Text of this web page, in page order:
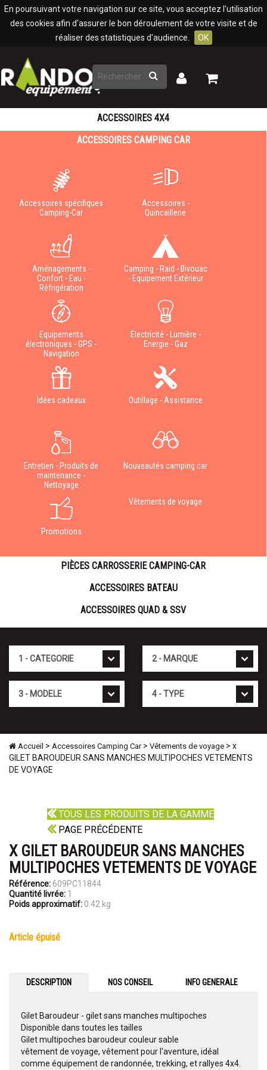
En poursuivant votre navigation sur ce site, vous acceptez l'utilisation
des cookies afin d'assurer le bon déroulement de votre visite et de
réaliser des statistiques d'audience.
OK
Rechercher
Mon
Mon
ACCESSOIRES 4X4
ACCESSOIRES CAMPING CAR
Accessoires spécifiques
Camping-Car
Accessoires -
Quincaillerie
Aménagements -
Confort - Eau -
Réfrigération
Camping - Raid - Bivouac
- Equipement Extérieur
Equipements
électroniques - GPS -
Navigation
Electricité - Lumière -
Energie - Gaz
Idées cadeaux Outillage - Assistance
Entretien - Produits de
maintenance -
Nettoyage
Nouveautés camping car
Promotions
Vêtements de voyage
PIÈCES CARROSSERIE CAMPING-CAR
ACCESSOIRES BATEAU
ACCESSOIRES QUAD & SSV
Accueil > Accessoires Camping Car> Vêtements de voyage > x
GILET BAROUDEUR SANS MANCHES MULTIPOCHES VETEMENTS
DE VOYAGE
TOUS LES PRODUITS DE LA GAMME
PAGE PRÉCÉDENTE
X GILET BAROUDEUR SANS MANCHES
MULTIPOCHES VETEMENTS DE VOYAGE
Référence: 609PC11844
Quantité livrée: 1
Poids approximatif: 0.42 kg
article épuisé
DESCRIPTION NOS CONSEIL INFO GENERALE
Gilet Baroudeur - gilet sans manches multipoches
Disponible dans toutes les tailles
Gilet multipoches baroudeur couleur sable
vêtement de voyage, vêtement pour l'aventure, idéal
comme équipement de randonnée, trekking, et rallyes 4x4.
Panneau de gestion des cookies